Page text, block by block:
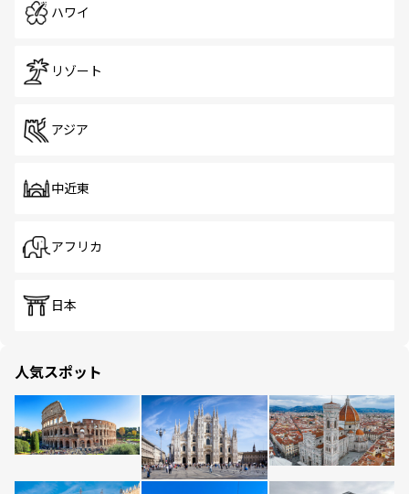
ハワイ
リゾート
アジア
中近東
アフリカ
日本
人気スポット